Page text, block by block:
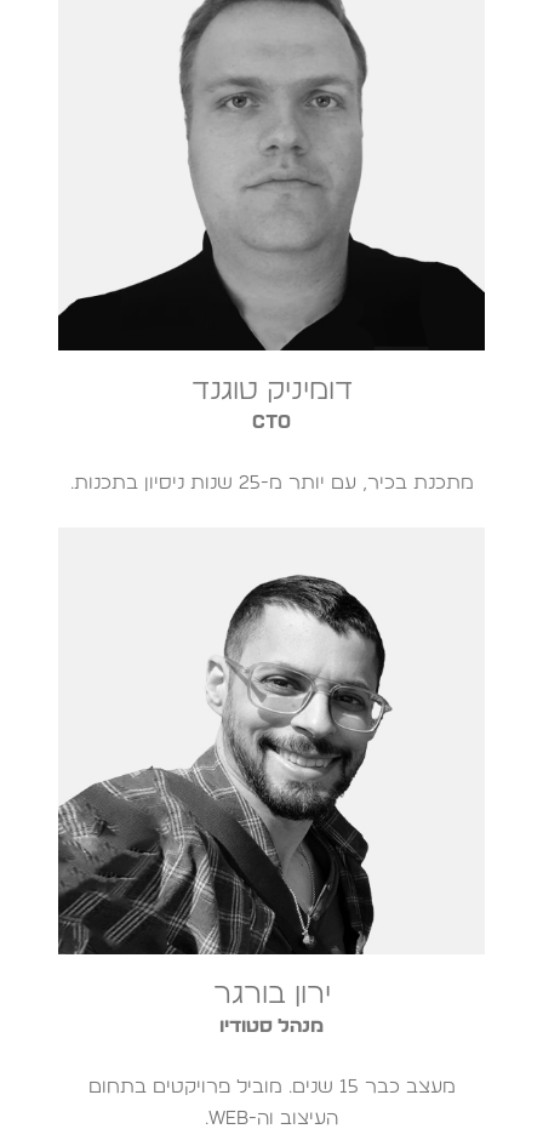
דומיניק טוגנד
CTO
מתכנת בכיר, עם יותר מ-25 שנות ניסיון בתכנות.
ירון בורגר
מנהל סטודיו
מעצב כבר 15 שנים. מוביל פרויקטים בתחום
העיצוב וה-Web.